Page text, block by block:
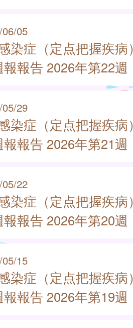
05
染症（定点把握疾病）
報告 2026年第22週
29
染症（定点把握疾病）
報告 2026年第21週
22
染症（定点把握疾病）
報告 2026年第20週
15
染症（定点把握疾病）
報告 2026年第19週